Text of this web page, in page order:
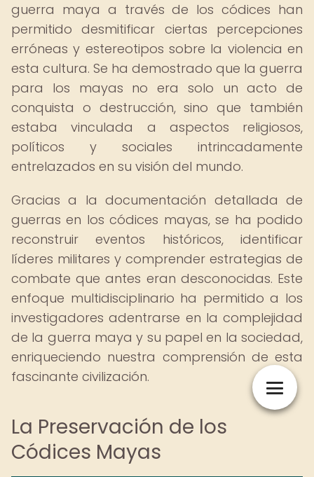
guerra maya a través de los códices han
permitido desmitificar ciertas percepciones
erróneas y estereotipos sobre la violencia en
esta cultura. Se ha demostrado que la guerra
para los mayas no era solo un acto de
conquista o destrucción, sino que también
estaba vinculada a aspectos religiosos,
políticos y sociales intrincadamente
entrelazados en su visión del mundo.
Gracias a la documentación detallada de
guerras en los códices mayas, se ha podido
reconstruir eventos históricos, identificar
líderes militares y comprender estrategias de
combate que antes eran desconocidas. Este
enfoque multidisciplinario ha permitido a los
investigadores adentrarse en la complejidad
de la guerra maya y su papel en la sociedad,
enriqueciendo nuestra comprensión de esta
fascinante civilización.
La Preservación de los
Códices Mayas